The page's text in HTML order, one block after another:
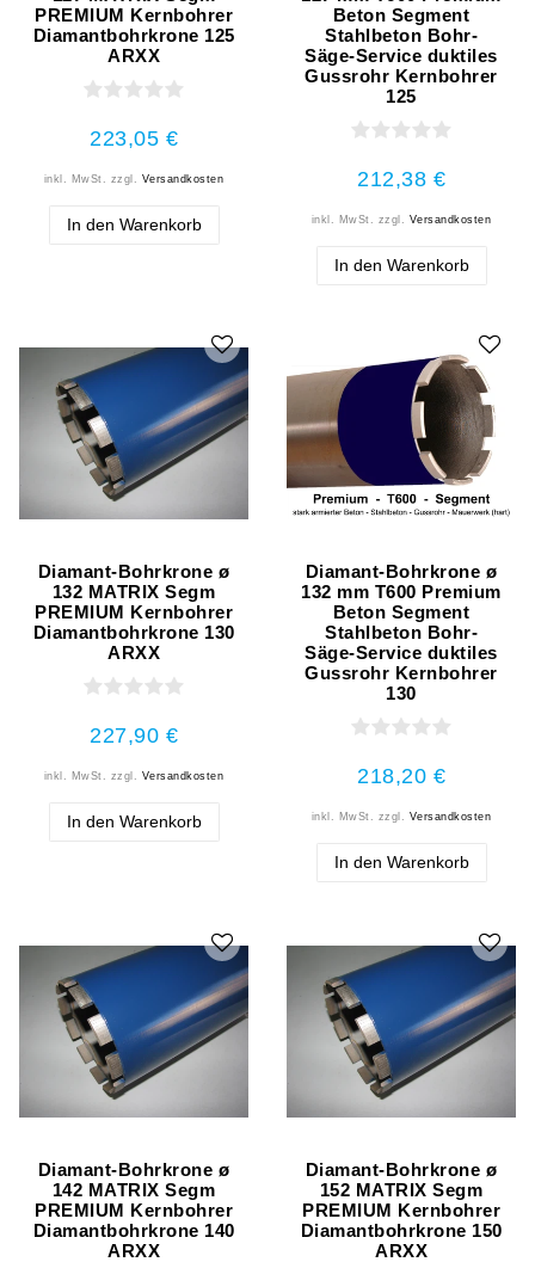
PREMIUM Kernbohrer
Diamantbohrkrone 125
ARXX
223,05 €
inkl. MwSt. zzgl. Versandkosten
In den Warenkorb
Beton Segment
Stahlbeton Bohr-
Säge-Service duktiles
Gussrohr Kernbohrer
125
212,38 €
inkl. MwSt. zzgl. Versandkosten
In den Warenkorb
Diamant-Bohrkrone ø
132 MATRIX Segm
PREMIUM Kernbohrer
Diamantbohrkrone 130
ARXX
227,90 €
inkl. MwSt. zzgl. Versandkosten
In den Warenkorb
Diamant-Bohrkrone ø
132 mm T600 Premium
Beton Segment
Stahlbeton Bohr-
Säge-Service duktiles
Gussrohr Kernbohrer
130
218,20 €
inkl. MwSt. zzgl. Versandkosten
In den Warenkorb
Diamant-Bohrkrone ø
142 MATRIX Segm
PREMIUM Kernbohrer
Diamantbohrkrone 140
ARXX
Diamant-Bohrkrone ø
152 MATRIX Segm
PREMIUM Kernbohrer
Diamantbohrkrone 150
ARXX